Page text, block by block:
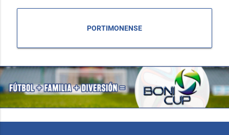
PORTIMONENSE